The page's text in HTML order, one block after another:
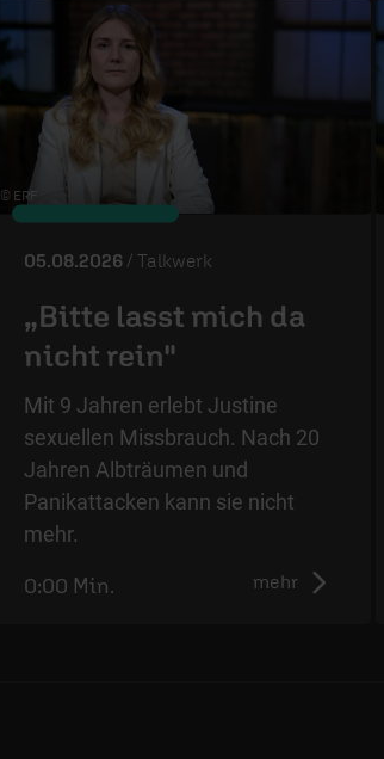
© ERF
05.08.2026 / Talkwerk
„Bitte lasst mich da
nicht rein"
Mit 9 Jahren erlebt Justine
sexuellen Missbrauch. Nach 20
Jahren Albträumen und
Panikattacken kann sie nicht
mehr.
mehr
0:00 Min.